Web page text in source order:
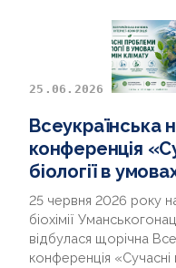
25.06.2026
Всеукраїнська
конференція
біології в
25 червня 2026 року
біохімії
відбулася щорічна
конференція